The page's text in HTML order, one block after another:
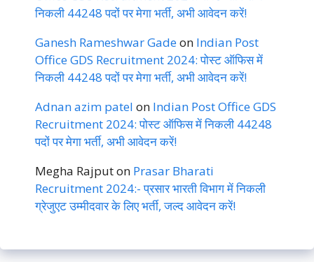
निकली 44248 पदों पर मेगा भर्ती, अभी आवेदन करें!
Ganesh Rameshwar Gadeon Indian Post
Office GDS Recruitment 2024: पोस्ट ऑफिस में
निकली 44248 पदों पर मेगा भर्ती, अभी आवेदन करें!
Adnan azim patel on Indian Post Office GDS
Recruitment 2024: पोस्ट ऑफिस में निकली 44248
पदों पर मेगा भर्ती, अभी आवेदन करें!
Megha Rajputon Prasar Bharati
Recruitment 2024:- प्रसार भारती विभाग में निकली
ग्रेजुएट उम्मीदवार के लिए भर्ती, जल्द आवेदन करें!